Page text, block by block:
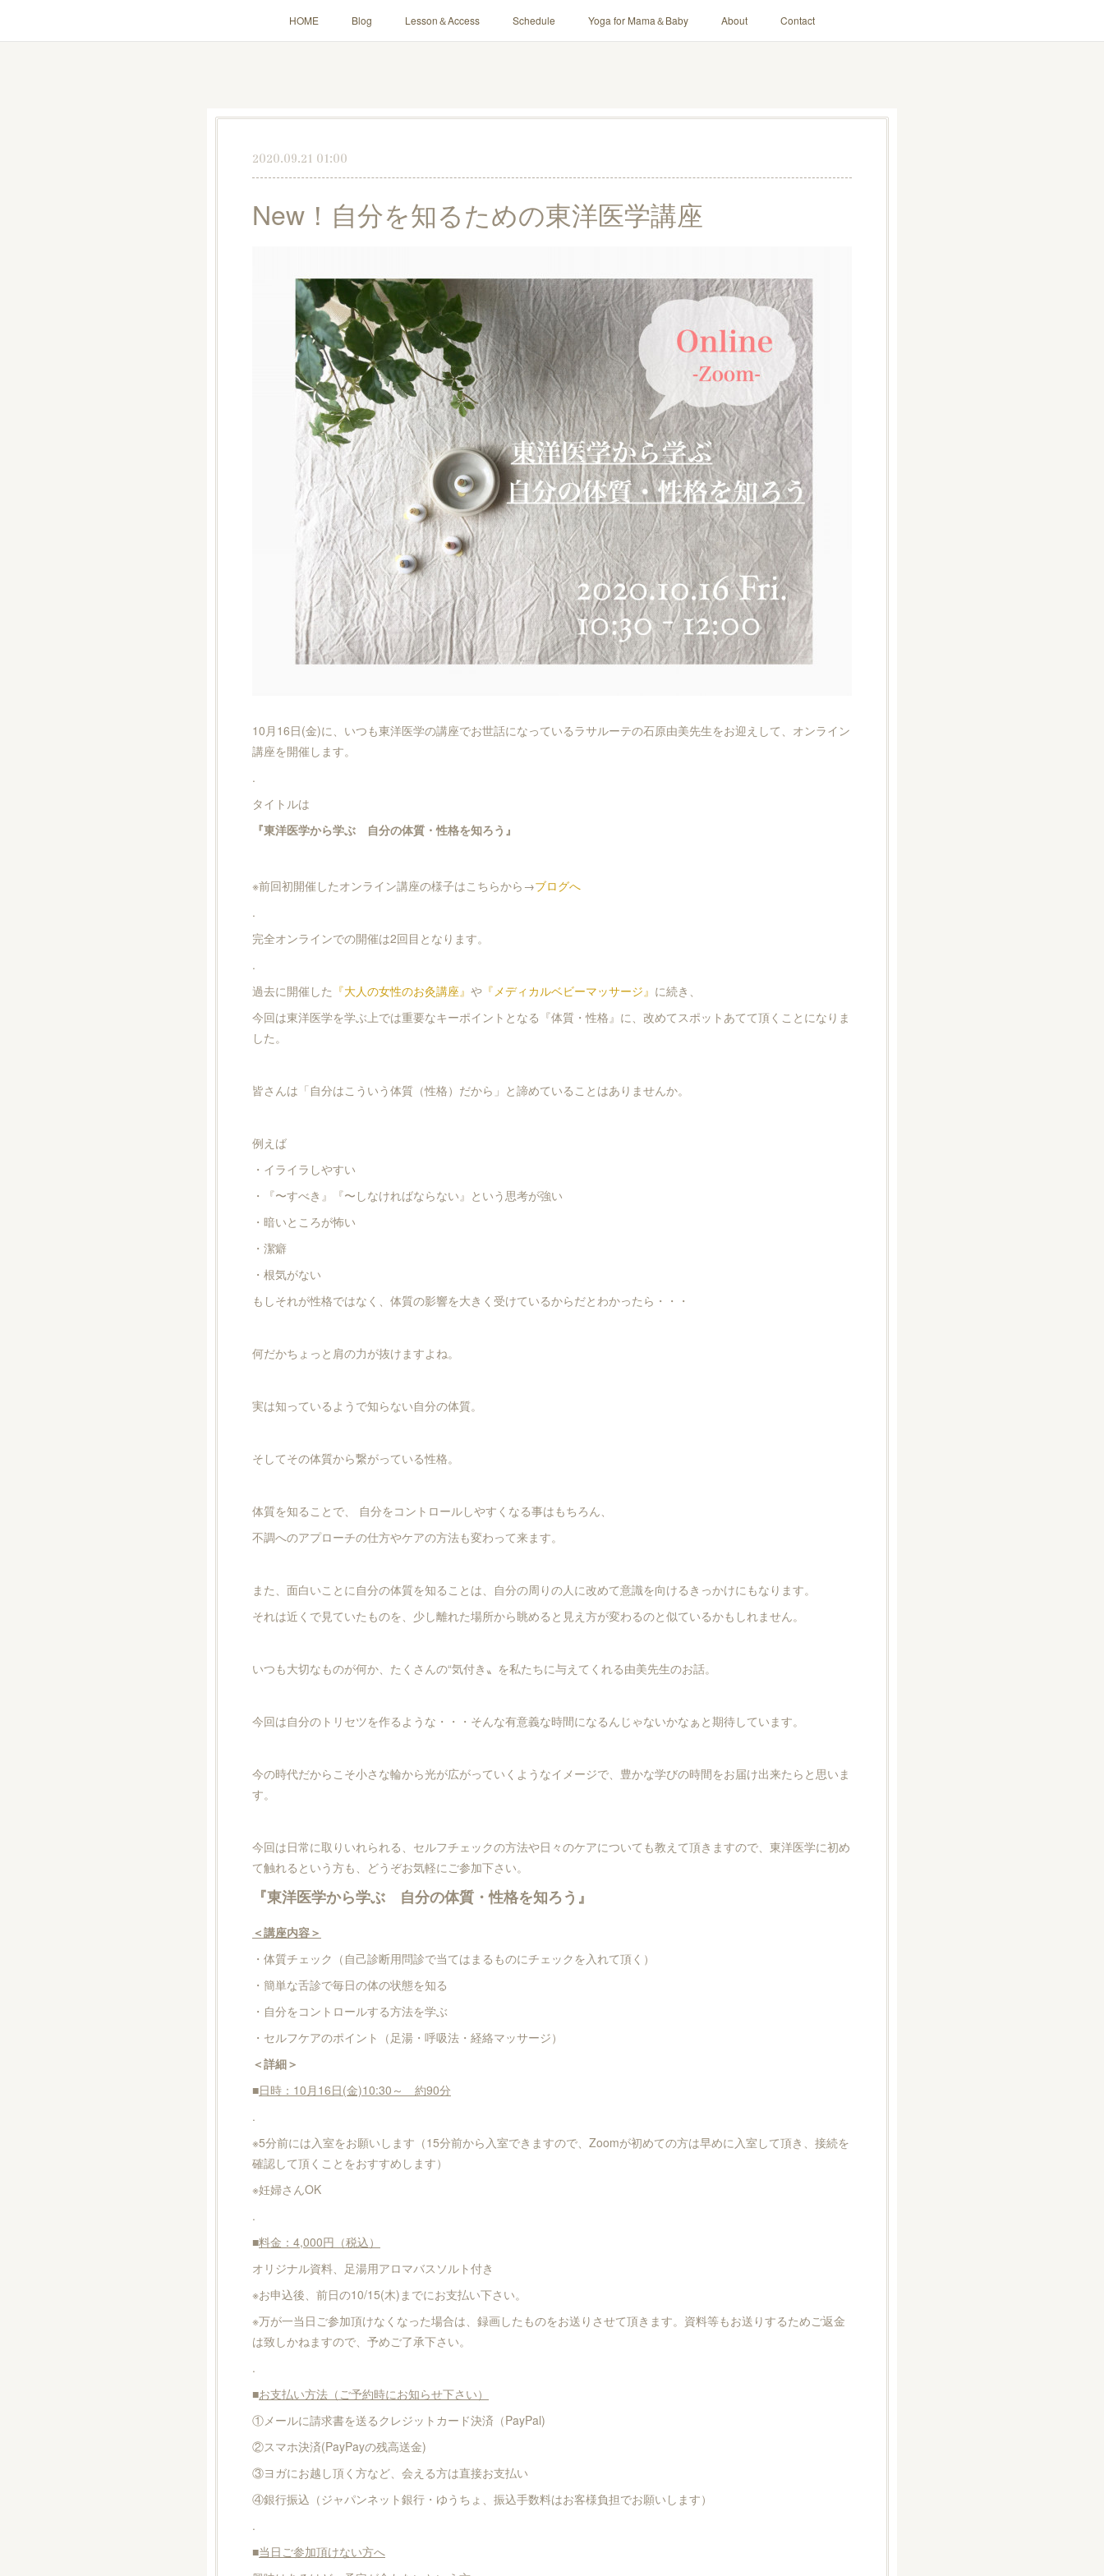
HOME Blog Lesson＆Access Schedule Yoga for Mama＆Baby About Contact
2020.09.21 01:00
New！自分を知るための東洋医学講座
10月16日(金)に、いつも東洋医学の講座でお世話になっているラサルーテの石原由美先生をお迎えして、オンライン
講座を開催します。
.
タイトルは
『東洋医学から学ぶ 自分の体質・性格を知ろう』
※前回初開催したオンライン講座の様子はこちらから→ブログへ
.
完全オンラインでの開催は2回目となります。
.
過去に開催した 『大人の女性のお灸講座』 や 『メディカルベビーマッサージ』 に続き、
今回は東洋医学を学ぶ上では重要なキーポイントとなる『体質・性格』に、改めてスポットあてて頂くことになりま
した。
皆さんは「自分はこういう体質（性格）だから」と諦めていることはありませんか。
例えば
・イライラしやすい
・『〜すべき』『〜しなければならない』という思考が強い
・暗いところが怖い
・潔癖
・根気がない
もしそれが性格ではなく、体質の影響を大きく受けているからだとわかったら・・・
何だかちょっと肩の力が抜けますよね。
実は知っているようで知らない自分の体質。
そしてその体質から繋がっている性格。
体質を知ることで、 自分をコントロールしやすくなる事はもちろん、
不調へのアプローチの仕方やケアの方法も変わって来ます。
また、面白いことに自分の体質を知ることは、自分の周りの人に改めて意識を向けるきっかけにもなります。
それは近くで見ていたものを、少し離れた場所から眺めると見え方が変わるのと似ているかもしれません。
いつも大切なものが何か、たくさんの“気付き〟を私たちに与えてくれる由美先生のお話。
今回は自分のトリセツを作るような・・・そんな有意義な時間になるんじゃないかなぁと期待しています。
今の時代だからこそ小さな輪から光が広がっていくようなイメージで、豊かな学びの時間をお届け出来たらと思いま
す。
今回は日常に取りいれられる、セルフチェックの方法や日々のケアについても教えて頂きますので、東洋医学に初め
て触れるという方も、どうぞお気軽にご参加下さい。
『東洋医学から学ぶ 自分の体質・性格を知ろう』
＜講座内容＞
・体質チェック（自己診断用問診で当てはまるものにチェックを入れて頂く）
・簡単な舌診で毎日の体の状態を知る
・自分をコントロールする方法を学ぶ
・セルフケアのポイント（足湯・呼吸法・経絡マッサージ）
＜詳細＞
■日時：10月16日(金)10:30～ 約90分
.
※5分前には入室をお願いします（15分前から入室できますので、Zoomが初めての方は早めに入室して頂き、接続を
確認して頂くことをおすすめします）
※妊婦さんOK
.
■料金：4,000円（税込）
オリジナル資料、足湯用アロマバスソルト付き
※お申込後、前日の10/15(木)までにお支払い下さい。
※万が一当日ご参加頂けなくなった場合は、録画したものをお送りさせて頂きます。資料等もお送りするためご返金
は致しかねますので、予めご了承下さい。
.
■お支払い方法（ご予約時にお知らせ下さい）
①メールに請求書を送るクレジットカード決済（PayPal)
②スマホ決済(PayPayの残高送金)
③ヨガにお越し頂く方など、会える方は直接お支払い
④銀行振込（ジャパンネット銀行・ゆうちょ、振込手数料はお客様負担でお願いします）
.
■当日ご参加頂けない方へ